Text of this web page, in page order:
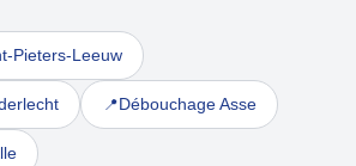
Pieters-Leeuw
📍Débouchage Asse